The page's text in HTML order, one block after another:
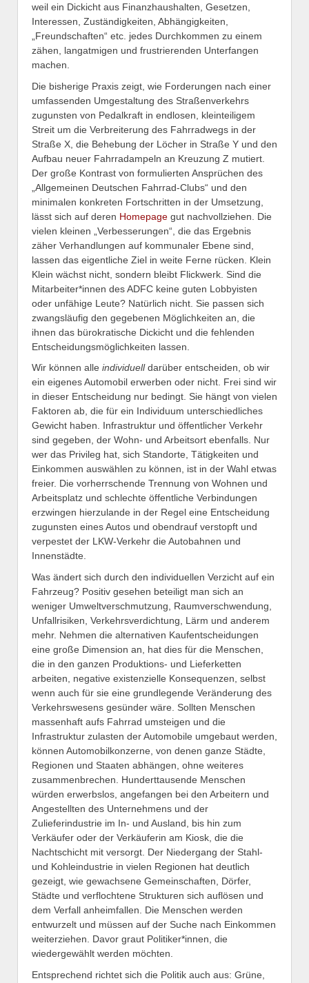
weil ein Dickicht aus Finanzhaushalten, Gesetzen,
Interessen, Zuständigkeiten, Abhängigkeiten,
„Freundschaften“ etc. jedes Durchkommen zu einem
zähen, langatmigen und frustrierenden Unterfangen
machen.
Die bisherige Praxis zeigt, wie Forderungen nach einer
umfassenden Umgestaltung des Straßenverkehrs
zugunsten von Pedalkraft in endlosen, kleinteiligem
Streit um die Verbreiterung des Fahrradwegs in der
Straße X, die Behebung der Löcher in Straße Y und den
Aufbau neuer Fahrradampeln an Kreuzung Z mutiert.
Der große Kontrast von formulierten Ansprüchen des
„Allgemeinen Deutschen Fahrrad-Clubs“ und den
minimalen konkreten Fortschritten in der Umsetzung,
lässt sich auf deren Homepage gut nachvollziehen. Die
vielen kleinen „Verbesserungen“, die das Ergebnis
zäher Verhandlungen auf kommunaler Ebene sind,
lassen das eigentliche Ziel in weite Ferne rücken. Klein
Klein wächst nicht, sondern bleibt Flickwerk. Sind die
Mitarbeiter*innen des ADFC keine guten Lobbyisten
oder unfähige Leute? Natürlich nicht. Sie passen sich
zwangsläufig den gegebenen Möglichkeiten an, die
ihnen das bürokratische Dickicht und die fehlenden
Entscheidungsmöglichkeiten lassen.
Wir können alle individuelldarüber entscheiden, ob wir
ein eigenes Automobil erwerben oder nicht. Frei sind wir
in dieser Entscheidung nur bedingt. Sie hängt von vielen
Faktoren ab, die für ein Individuum unterschiedliches
Gewicht haben. Infrastruktur und öffentlicher Verkehr
sind gegeben, der Wohn- und Arbeitsort ebenfalls. Nur
wer das Privileg hat, sich Standorte, Tätigkeiten und
Einkommen auswählen zu können, ist in der Wahl etwas
freier. Die vorherrschende Trennung von Wohnen und
Arbeitsplatz und schlechte öffentliche Verbindungen
erzwingen hierzulande in der Regel eine Entscheidung
zugunsten eines Autos und obendrauf verstopft und
verpestet der LKW-Verkehr die Autobahnen und
Innenstädte.
Was ändert sich durch den individuellen Verzicht auf ein
Fahrzeug? Positiv gesehen beteiligt man sich an
weniger Umweltverschmutzung, Raumverschwendung,
Unfallrisiken, Verkehrsverdichtung, Lärm und anderem
mehr. Nehmen die alternativen Kaufentscheidungen
eine große Dimension an, hat dies für die Menschen,
die in den ganzen Produktions- und Lieferketten
arbeiten, negative existenzielle Konsequenzen, selbst
wenn auch für sie eine grundlegende Veränderung des
Verkehrswesens gesünder wäre. Sollten Menschen
massenhaft aufs Fahrrad umsteigen und die
Infrastruktur zulasten der Automobile umgebaut werden,
können Automobilkonzerne, von denen ganze Städte,
Regionen und Staaten abhängen, ohne weiteres
zusammenbrechen. Hunderttausende Menschen
würden erwerbslos, angefangen bei den Arbeitern und
Angestellten des Unternehmens und der
Zulieferindustrie im In- und Ausland, bis hin zum
Verkäufer oder der Verkäuferin am Kiosk, die die
Nachtschicht mit versorgt. Der Niedergang der Stahl-
und Kohleindustrie in vielen Regionen hat deutlich
gezeigt, wie gewachsene Gemeinschaften, Dörfer,
Städte und verflochtene Strukturen sich auflösen und
dem Verfall anheimfallen. Die Menschen werden
entwurzelt und müssen auf der Suche nach Einkommen
weiterziehen. Davor graut Politiker*innen, die
wiedergewählt werden möchten.
Entsprechend richtet sich die Politik auch aus: Grüne,